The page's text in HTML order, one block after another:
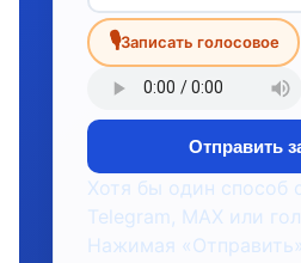
🎙Записать голосовое
Отправить
Хотя бы один способ
Telegram, MAX или
Нажимая